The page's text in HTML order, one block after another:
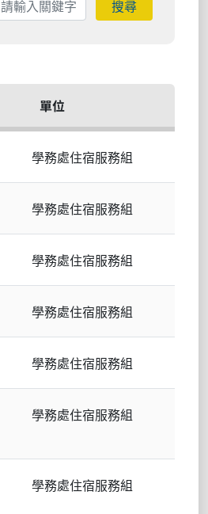
單位
學務處住宿服務組
學務處住宿服務組
學務處住宿服務組
學務處住宿服務組
學務處住宿服務組
學務處住宿服務組
學務處住宿服務組